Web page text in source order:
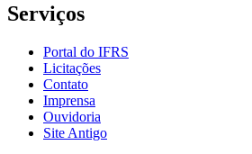
Serviços
Portal do IFRS
Licitações
Contato
Imprensa
Ouvidoria
Site Antigo